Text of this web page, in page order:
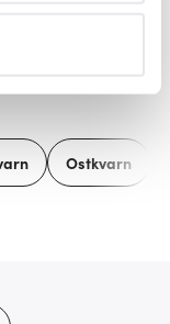
när som
annonserna
tycker om. Det
och göraOstkvarn